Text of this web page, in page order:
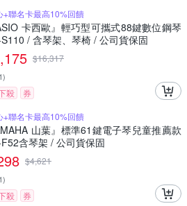
+聯名卡最高10%回饋
卡西歐』輕巧型可攜式88鍵數位鋼琴
/ 含琴架、琴椅 / 公司貨保固
$16,317
1)
殺 券
+聯名卡最高10%回饋
山葉』標準61鍵電子琴兒童推薦款
含琴架 / 公司貨保固
$4,621
1)
殺
券